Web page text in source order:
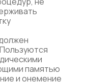
памятью
и онемение